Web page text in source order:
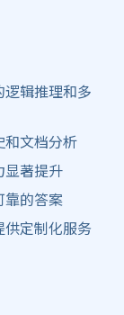
逻辑推理和多
和文档分析
显著提升
靠的答案
供定制化服务